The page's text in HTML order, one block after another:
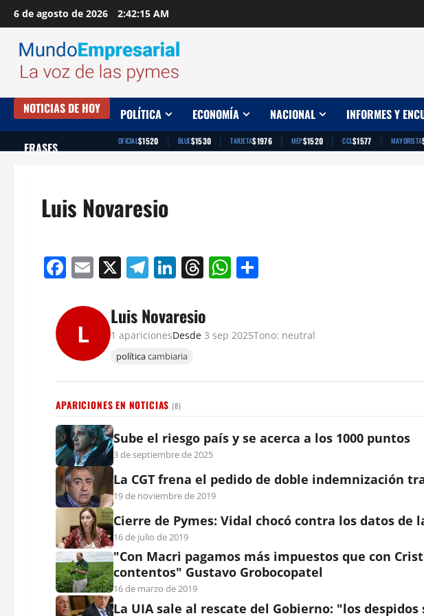
Saltar
al
contenido
6 de agosto de 2026 2:42:16 AM
NOTICIAS DE HOY POLÍTICA ECONOMÍA NACIONAL INFORMES Y
FRASES OFICIAL$1520 | BLUE$1530 | TARJETA$1976 | MEP$1520 | CCL$1577 | MAYORISTA
Luis Novaresio
Facebook
Email
X Telegram
LinkedIn
Threads
WhatsApp
L
Luis Novaresio
1 aparicionesDesde 3 sep 2025Tono: neutral
políticacambiaria
APARICIONES EN NOTICIAS (8)
Sube el riesgo país y se acerca a los 1000 puntos
3 de septiembre de 2025
La CGT frena el pedido de doble indemnización
19 de noviembre de 2019
Cierre de Pymes: Vidal chocó contra los datos de
16 de julio de 2019
"Con Macri pagamos más impuestos que con
contentos" Gustavo Grobocopatel
16 de marzo de 2019
La UIA sale al rescate del Gobierno: "los